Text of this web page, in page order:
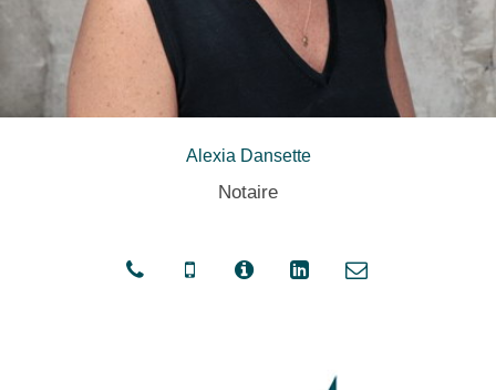
Alexia Dansette
Notaire